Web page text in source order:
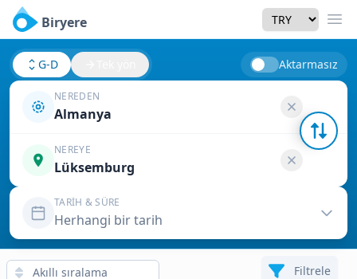
Biryere Currency
G-D Aktarmasız
NEREDEN
Almanya
NEREYE
Lüksemburg
TARIH & SÜRE
Herhangi bir tarih
Filtrele